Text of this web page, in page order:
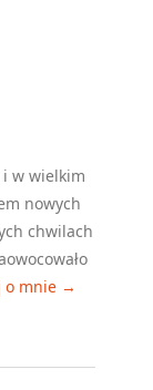
i w wielkim
nowych
chwilach
o mnie →